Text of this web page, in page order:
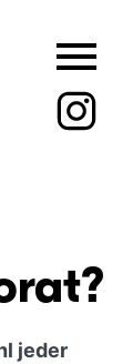
jeder